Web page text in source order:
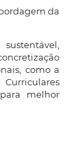
da
como a
melhor